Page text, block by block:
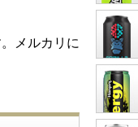
メルカリに